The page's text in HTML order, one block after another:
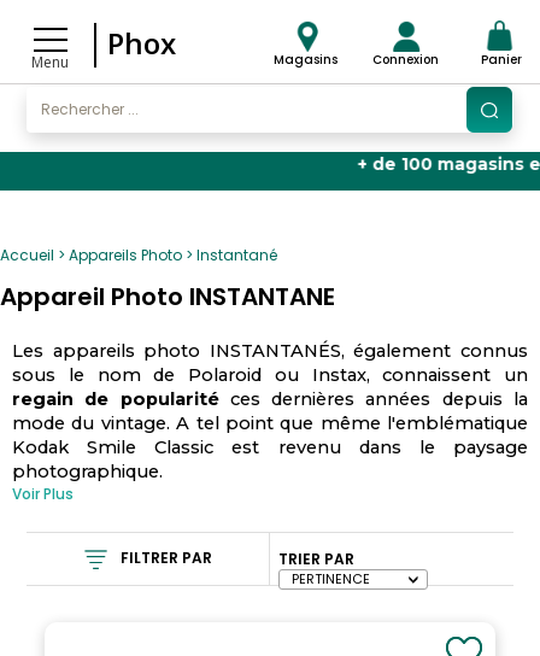
Menu
Phox Magasins Connexion Panier
+ de 100 magasins en
Accueil Appareils Photo Instantané
Appareil Photo INSTANTANE
Les appareils photo INSTANTANÉS, également connus
sous le nom de Polaroid ou Instax, connaissent un
regain de popularité ces dernières années depuis la
mode du vintage. A tel point que même l'emblématique
Kodak Smile Classic est revenu dans le paysage
photographique.
Voir Plus
FILTRER PAR TRIER PAR